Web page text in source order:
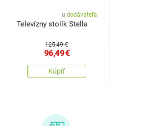
u dodávateľa
Televízny stolík Stella
125,49 €
96,49€
Kúpiť